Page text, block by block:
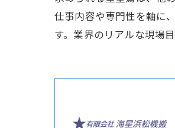
仕事内容や専門性を軸に
す。業界のリアルな現場